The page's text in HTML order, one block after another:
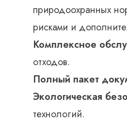
природоохранных
рисками и
Комплексное
отходов.
Полный пакет
Экологическая
технологий.